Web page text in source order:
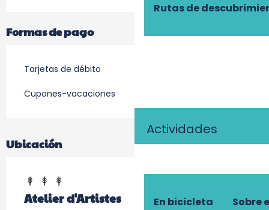
Rutas de
Actividades
En bicicleta Sobre
Formas de pago
Tarjetas de débito
Cupones-vacaciones
Ubicación
Atelier d'Artistes